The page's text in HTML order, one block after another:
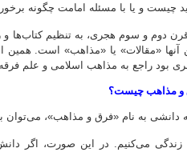
و یا با مسئله امامت چگونه
دوم و سوم هجری، به تنظیم کتاب‌ها و
آنها «مقالات» یا «مذاهب» است.
بود راجع به مذاهب اسلامی و علم
و مذاهب چیست؟
به نام «فرق و مذاهب»، می‌توان
زندگی می‌کنیم. در این صورت، اگر